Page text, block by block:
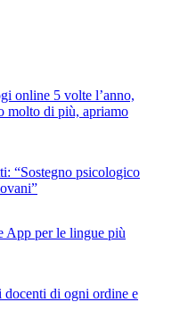
online 5 volte l’anno,
molto di più, apriamo
“Sostegno psicologico
App per le lingue più
docenti di ogni ordine e